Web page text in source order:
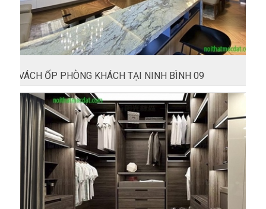
VÁCH ỐP PHÒNG KHÁCH TẠI NINH BÌNH 09